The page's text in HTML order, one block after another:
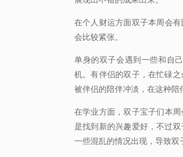
在个人财运方面双子本周会
会比较紧张。
单身的双子会遇到一些和自
机。有伴侣的双子，在忙碌
被伴侣的陪伴冲淡，在这种陪
在学业方面，双子宝子们本
是找到新的兴趣爱好，不过
一些混乱的情况出现，导致双